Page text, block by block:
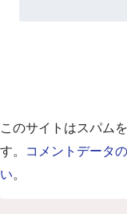
このサイトはスパム
す。
コメントデータ
い。